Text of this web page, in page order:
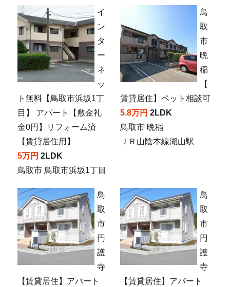
イ
ン
タ
ー
ネ
ッ
ト無料【鳥取市浜坂1丁
目】 アパート【敷金礼
金0円】リフォーム済
【賃貸居住用】
5万円2LDK
鳥取市 鳥取市浜坂1丁目
鳥
取
市
晩
稲
【
賃貸居住】ペット相談可
5.8万円 2LDK
鳥取市 晩稲
ＪＲ山陰本線湖山駅
鳥
取
市
円
護
寺
【賃貸居住】アパート
鳥
取
市
円
護
寺
【賃貸居住】アパート